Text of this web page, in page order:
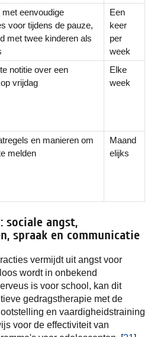
met eenvoudige
voor tijdens de pauze,
met twee kinderen als
Een
keer
per
week
notitie over een
vrijdag
Elke
week
en manieren om
melden
Maand
elijks
sociale angst,
spraak en communicatie
vermijdt uit angst voor
wordt in onbekend
is voor school, kan dit
gedragstherapie met de
en vaardigheidstraining
voor de effectiviteit van